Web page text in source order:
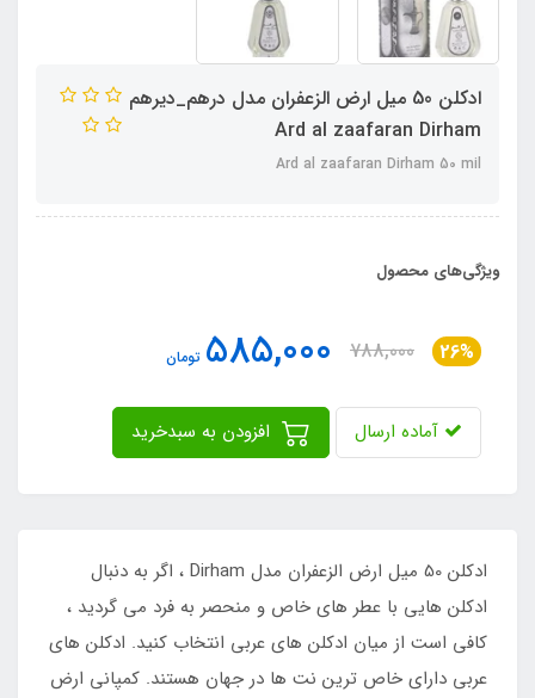
ادکلن 50 میل ارض الزعفران مدل درهم_دیرهم
Ard al zaafaran Dirham
Ard al zaafaran Dirham 50 mil
ویژگی‌های محصول
26%
788,000
585,000 تومان
آماده ارسال
ادکلن 50 میل ارض الزعفران مدل Dirham ، اگر به دنبال
ادکلن هایی با عطر های خاص و منحصر به فرد می گردید ،
کافی است از میان ادکلن های عربی انتخاب کنید. ادکلن های
عربی دارای خاص ترین نت ها در جهان هستند. کمپانی ارض